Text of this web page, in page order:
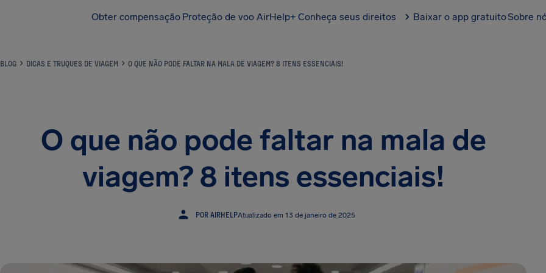
Obter compensação Proteção de voo AirHelp+ Conheça seus direitos Baixar o app gratuitoSobre
BLOG DICAS E TRUQUES DE VIAGEM O QUE NÃO PODE FALTAR NA MALA DE VIAGEM? 8 ITENS ESSENCIAIS!
O que não pode faltar na mala de
viagem? 8 itens essenciais!
POR AIRHELPAtualizado em 13 de janeiro de 2025